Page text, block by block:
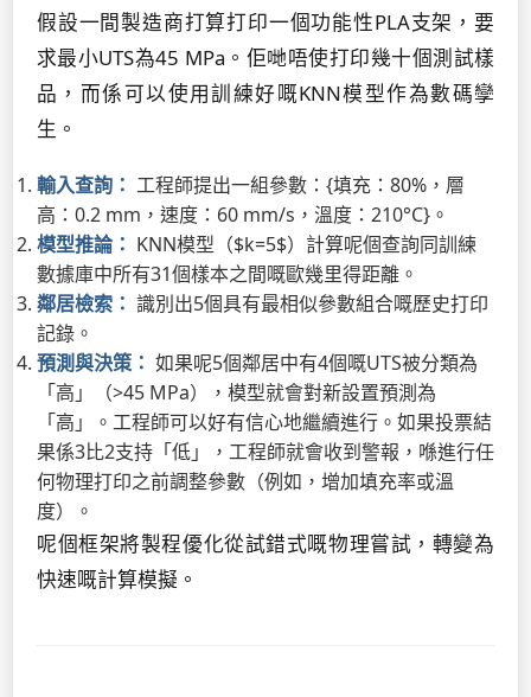
假設一間製造商打算打印一個功能性PLA支架，要
求最小UTS為45 MPa。佢哋唔使打印幾十個測試樣
品，而係可以使用訓練好嘅KNN模型作為數碼孿
生。
輸入查詢： 工程師提出一組參數：{填充：80%，層
高：0.2 mm，速度：60 mm/s，溫度：210°C}。
模型推論： KNN模型（$k=5$）計算呢個查詢同訓練
數據庫中所有31個樣本之間嘅歐幾里得距離。
鄰居檢索： 識別出5個具有最相似參數組合嘅歷史打印
記錄。
預測與決策： 如果呢5個鄰居中有4個嘅UTS被分類為
「高」（>45 MPa），模型就會對新設置預測為
「高」。工程師可以好有信心地繼續進行。如果投票結
果係3比2支持「低」，工程師就會收到警報，喺進行任
何物理打印之前調整參數（例如，增加填充率或溫
度）。
呢個框架將製程優化從試錯式嘅物理嘗試，轉變為
快速嘅計算模擬。